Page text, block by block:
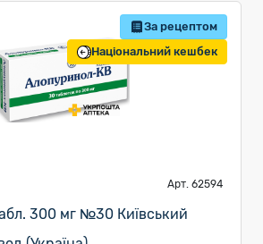
За рецептом
Національний кешбек
Арт. 62594
300 мг №30 Київський